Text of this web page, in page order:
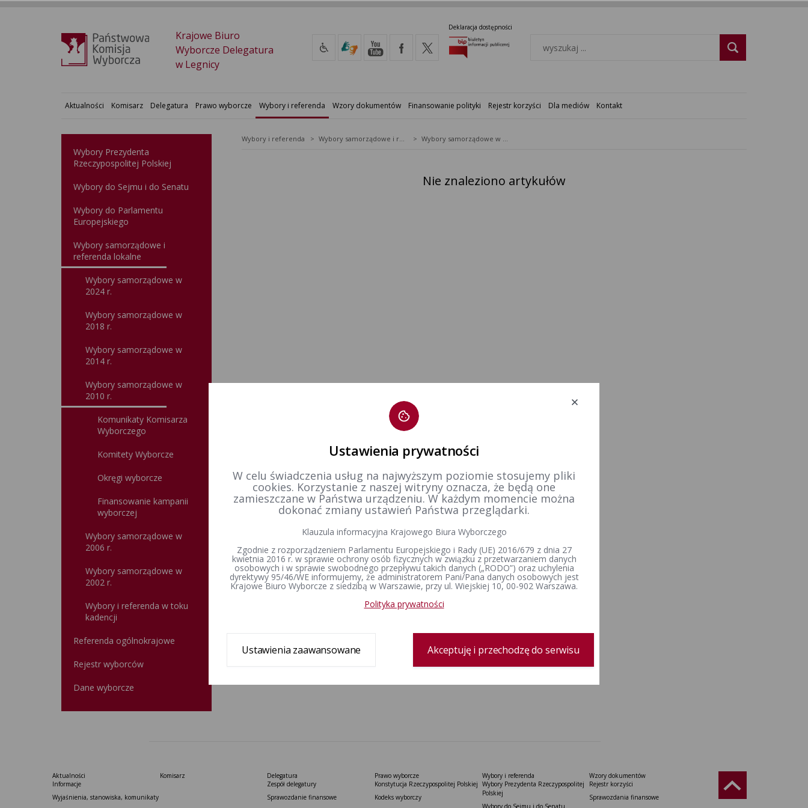
Krajowe Biuro
Wyborcze Delegatura
w Legnicy
Deklaracja dostępności
Aktualności Komisarz Delegatura Prawo wyborcze Wybory i referenda Wzory dokumentów Finansowanie polityki Rejestr korzyści Dla mediów Kontakt
Wybory Prezydenta
Rzeczypospolitej Polskiej
Wybory do Sejmu i do Senatu
Wybory do Parlamentu
Europejskiego
Wybory samorządowe i
referenda lokalne
Wybory samorządowe w
2024 r.
Wybory samorządowe w
2018 r.
Wybory samorządowe w
2014 r.
Wybory samorządowe w
2010 r.
Komunikaty Komisarza
Wyborczego
Komitety Wyborcze
Okręgi wyborcze
Finansowanie kampanii
wyborczej
Wybory samorządowe w
2006 r.
Wybory samorządowe w
2002 r.
Wybory i referenda w toku
kadencji
Referenda ogólnokrajowe
Rejestr wyborców
Dane wyborcze
Wybory i referenda Wybory samorządowe i referenda lokalne Wybory samorządowe w 2010&nbsp;r.
Nie znaleziono artykułów
Aktualności
Informacje
Wyjaśnienia, stanowiska, komunikaty
Komisarz
Delegatura
Zespół delegatury
Sprawozdanie finansowe
Prawo wyborcze
Konstytucja Rzeczypospolitej Polskiej​
Kodeks wyborczy
Wybory i referenda
Wybory Prezydenta Rzeczypospolitej
Polskiej
Wybory do Sejmu i do Senatu
Wzory dokumentów
Rejestr korzyści
Sprawozdania finansowe
Ustawienia prywatności
W celu świadczenia usług na najwyższym poziomie stosujemy pliki
cookies. Korzystanie z naszej witryny oznacza, że będą one
zamieszczane w Państwa urządzeniu. W każdym momencie można
dokonać zmiany ustawień Państwa przeglądarki.
Klauzula informacyjna Krajowego Biura Wyborczego
Zgodnie z rozporządzeniem Parlamentu Europejskiego i Rady (UE) 2016/679 z dnia 27
kwietnia 2016 r. w sprawie ochrony osób fizycznych w związku z przetwarzaniem danych
osobowych i w sprawie swobodnego przepływu takich danych („RODO”) oraz uchylenia
dyrektywy 95/46/WE informujemy, że administratorem Pani/Pana danych osobowych jest
Krajowe Biuro Wyborcze z siedzibą w Warszawie, przy ul. Wiejskiej 10, 00-902 Warszawa.
Polityka prywatności
Ustawienia zaawansowane Akceptuję i przechodzę do serwisu